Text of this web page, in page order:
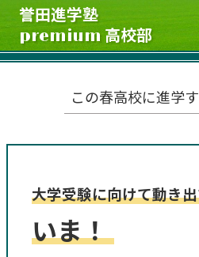
誉田進学塾
premium 高校部
この春高校に進学
大学受験に向けて動き
いま！